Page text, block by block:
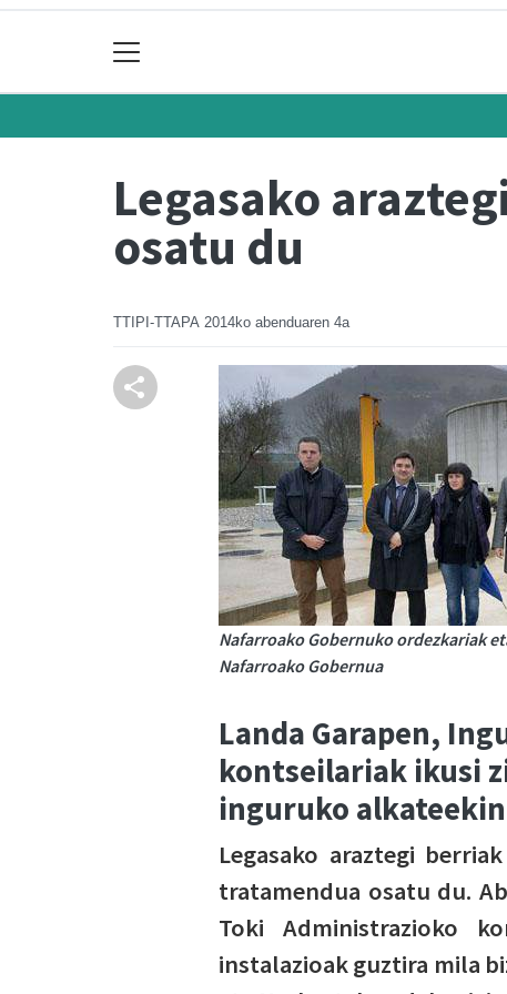
Legasako
osatu du
TTIPI-TTAPA 2014ko abenduaren 4a
Nafarroako Gobernuko ordezkariak
Nafarroako Gobernua
Landa Garapen,
kontseilariak ikusi
inguruko
Legasako araztegi
tratamendua osatu du.
Toki Administrazioko
instalazioak guztira mila